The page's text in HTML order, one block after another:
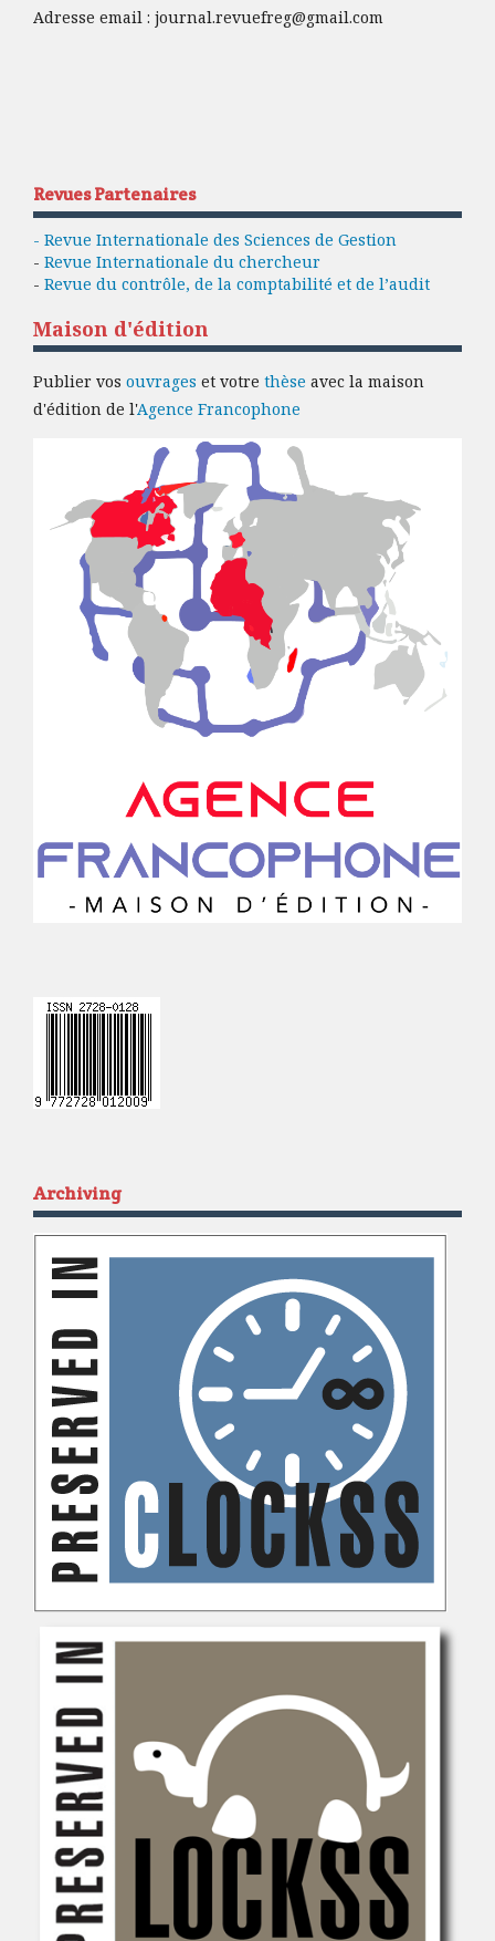
Adresse email : journal.revuefreg@gmail.com
Revues Partenaires
- Revue Internationale des Sciences de Gestion
- Revue Internationale du chercheur
- Revue du contrôle, de la comptabilité et de l’audit
Maison d'édition
Publier vos ouvrages et votre thèse avec la maison
d'édition de l'Agence Francophone
Archiving